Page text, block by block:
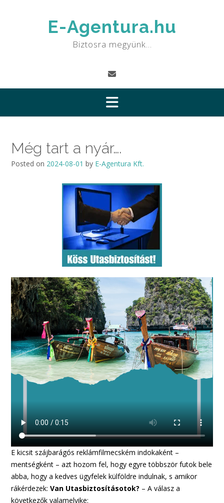
E-Agentura.hu
Biztosra megyünk…
Még tart a nyár….
Posted on 2024-08-01 by E-Agentura Kft.
E kicsit szájbarágós reklámfilmecském indokaként –
mentségként – azt hozom fel, hogy egyre többször futok bele
abba, hogy a kedves ügyfelek külföldre indulnak, s amikor
rákérdezek: Van Utasbiztosításotok? – A válasz a
következők valamelyike: